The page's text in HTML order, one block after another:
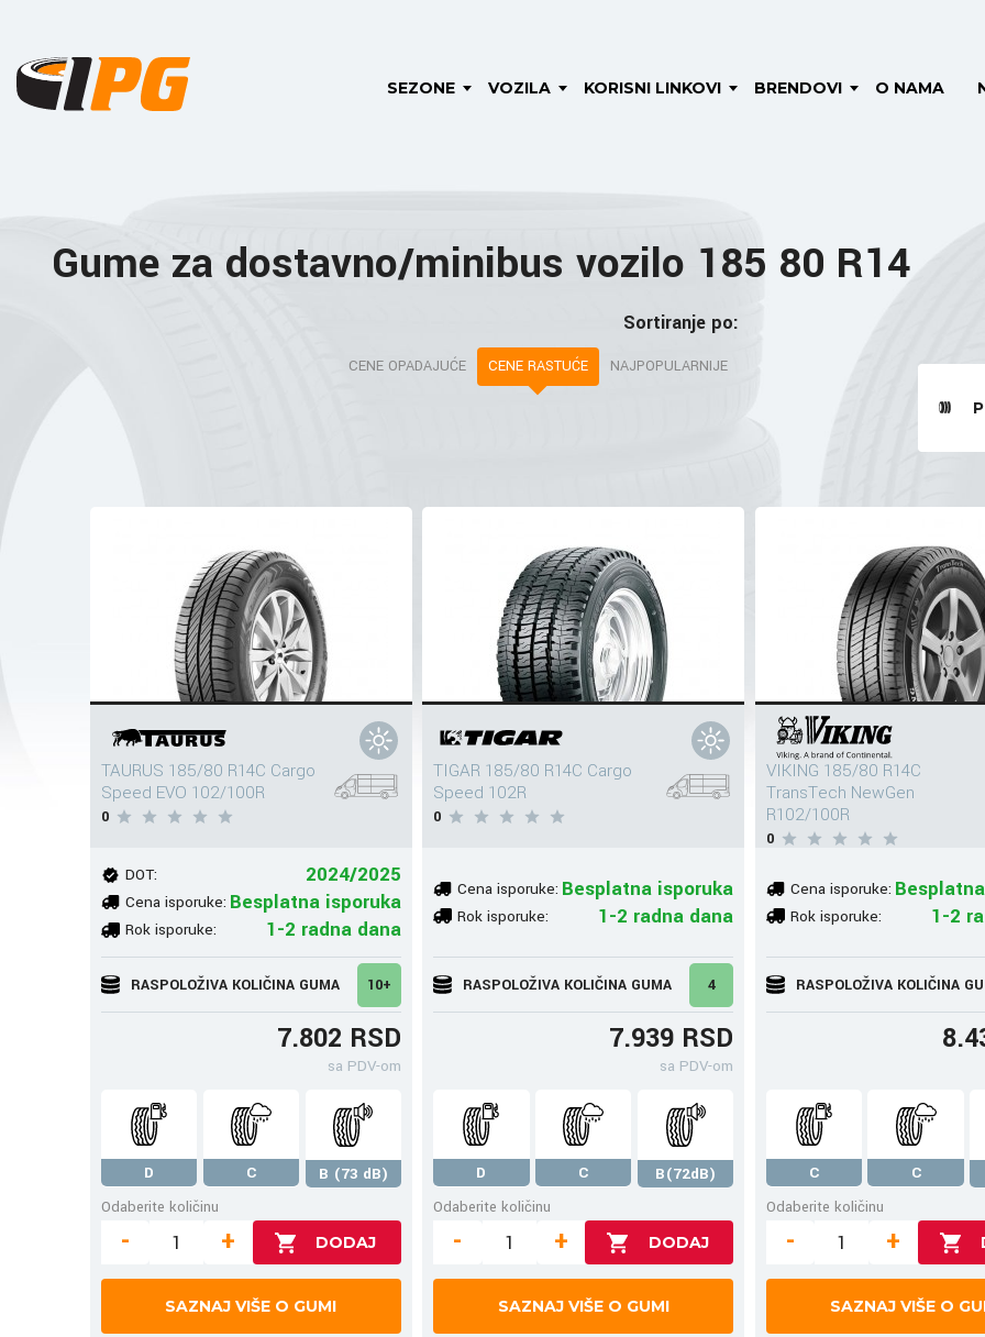
SEZONE VOZILA KORISNI LINKOVI BRENDOVI O NAMA
Gume za dostavno/minibus vozilo 185 80 R14
Sortiranje po:
CENE OPADAJUĆE CENE RASTUĆE NAJPOPULARNIJE
TAURUS 185/80 R14C Cargo
Speed EVO 102/100R
0
DOT: 2024/2025
Cena isporuke: Besplatna isporuka
Rok isporuke: 1-2 radna dana
RASPOLOŽIVA KOLIČINA GUMA 10+
7.802 RSD
sa PDV-om
D C
B (73 dB)
Odaberite količinu
- +
SAZNAJ VIŠE O GUMI
TIGAR 185/80 R14C Cargo
Speed 102R
0
Cena isporuke: Besplatna isporuka
Rok isporuke: 1-2 radna dana
RASPOLOŽIVA KOLIČINA GUMA 4
7.939 RSD
sa PDV-om
D C
B(72dB)
Odaberite količinu
- +
SAZNAJ VIŠE O GUMI
VIKING 185/80 R14C
TransTech NewGen
R102/100R
0
Cena isporuke:
Rok isporuke: 1-2
RASPOLOŽIVA KOLIČINA
C
C
Odaberite količinu
- +
SAZNAJ VIŠE O